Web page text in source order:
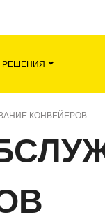
РЕШЕНИЯ
КОНВЕЙЕРОВ